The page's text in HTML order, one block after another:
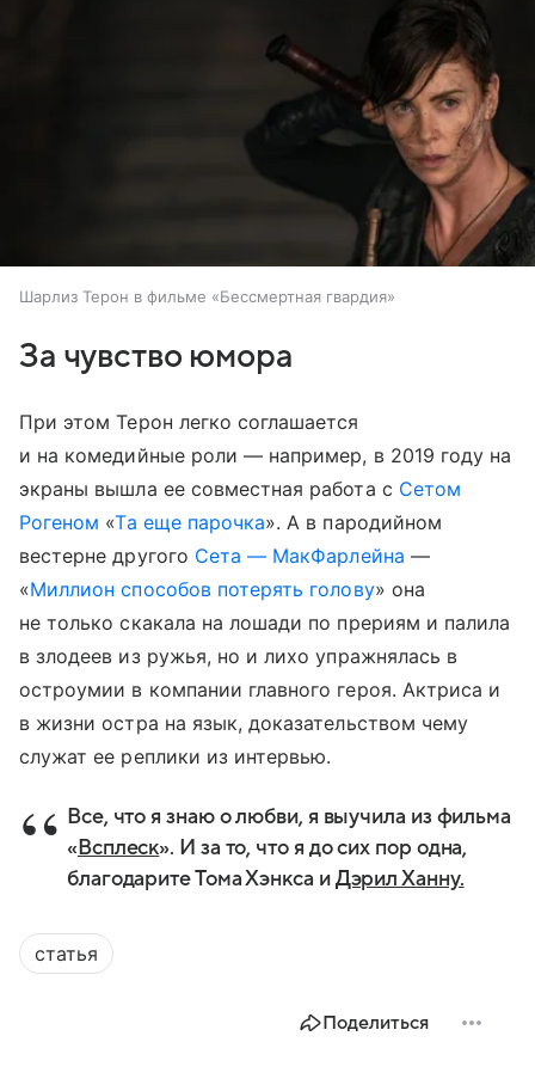
Шарлиз Терон в фильме «Бессмертная гвардия»
За чувство юмора
При этом Терон легко соглашается
и на комедийные роли — например, в 2019 году на
экраны вышла ее совместная работа с Сетом
Рогеном «Та еще парочка». А в пародийном
вестерне другого Сета — МакФарлейна —
«Миллион способов потерять голову» она
не только скакала на лошади по прериям и палила
в злодеев из ружья, но и лихо упражнялась в
остроумии в компании главного героя. Актриса и
в жизни остра на язык, доказательством чему
служат ее реплики из интервью.
Все, что я знаю о любви, я выучила из фильма
« Всплеск». И за то, что я до сих пор одна,
благодарите Тома Хэнкса и Дэрил Ханну.
статья
Поделиться